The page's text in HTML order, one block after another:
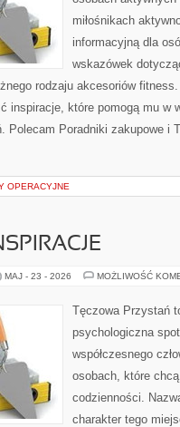
miłośnikach
informacyjną dla
wskazówek
rodzaju akcesoriów
inspiracje, które pomogą mu w
Polecam Poradniki zakupowe i
OPERACYJNE
MAJ - 23 - 2026 MOŻLIWOŚĆ
Tęczowa Przystań
psychologiczna
współczesnego
osobach, które
codzienności.
charakter tego